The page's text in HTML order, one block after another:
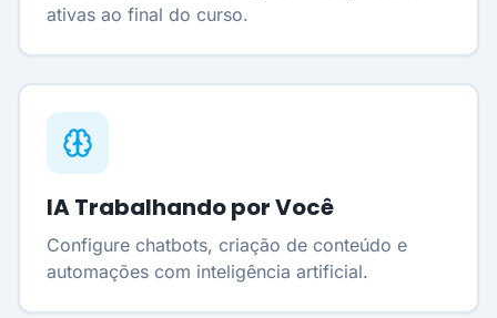
ativas ao final do curso.
IA Trabalhando por Você
Configure chatbots, criação de conteúdo e
automações com inteligência artificial.